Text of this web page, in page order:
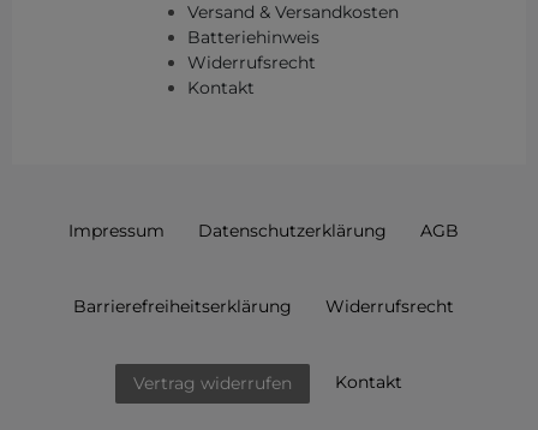
Versand & Versandkosten
Batteriehinweis
Widerrufsrecht
Kontakt
Impressum Daten­schutz­erklärung AGB
Barrierefreiheitserklärung Widerrufs­recht
Vertrag widerrufen Kontakt